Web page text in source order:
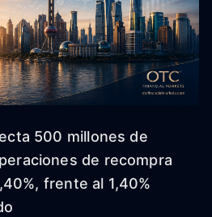
500 millones de
de recompra
frente al 1,40%